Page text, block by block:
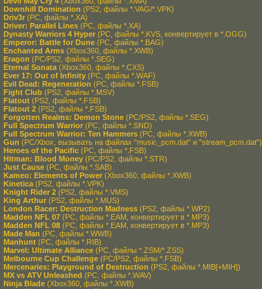
Downhill Domination (PS2, файлы *.VAG/*.VPK)
Driv3r(PC, файлы *.XA)
Driver: Parallel Lines(PC, файлы *.XA)
Dynasty Warriors 4 Hyper(PC, файлы *.KVS, конвертирует в *.OGG)
Emperor: Battle for Dune(PC, файлы *.BAG)
Enchanted Arms(Xbox360, файлы *.XWB)
Eragon (PC/PS2, файлы *.SEG)
Eternal Sonata(Xbox360, файлы *.CXS)
Ever 17: Out of Infinity(PC, файлы *.WAF)
Evil Dead: Regeneration (PC, файлы *.FSB)
Fight Club(PS2, файлы *.MSV)
Flatout(PS2, файлы *.FSB)
Flatout 2(PS2, файлы *.FSB)
Forgotten Realms: Demon Stone(PC/PS2, файлы *.SEG)
Full Spectrum Warrior(PC, файлы *.SND)
Full Spectrum Warrior: Ten Hammers(PC, файлы *.XWB)
Gun (PC/Xbox, вызывать на файлах "music_pcm.dat" и "stream_pcm.dat")
Heroes of the Pacific(PC, файлы *.FSB)
Hitman: Blood Money(PC/PS2, файлы *.STR)
Just Cause(PC, файлы *.SAB)
Kameo: Elements of Power(Xbox360, файлы *.XWB)
Kinetica(PS2, файлы *.VPK)
Knight Rider 2(PS2, файлы *.VMS)
King Arthur(PS2, файлы *.MUS)
London Racer: Destruction Madness(PS2, файлы *.WP2)
Madden NFL 07(PC, файлы *.EAM, конвертирует в *.MP3)
Madden NFL 08(PC, файлы *.EAM, конвертирует в *.MP3)
Made Man (PC, файлы *.WWB)
Manhunt(PC, файлы *.RIB)
Marvel: Ultimate Alliance(PC, файлы *.ZSM/*.ZSS)
Melbourne Cup Challenge(PC/PS2, файлы *.FSB)
Mercenaries: Playground of Destruction (PS2, файлы *.MIB[+MIH])
MX vs ATV Unleashed (PC, файлы *.WAV)
Ninja Blade(Xbox360, файлы *.XWB)